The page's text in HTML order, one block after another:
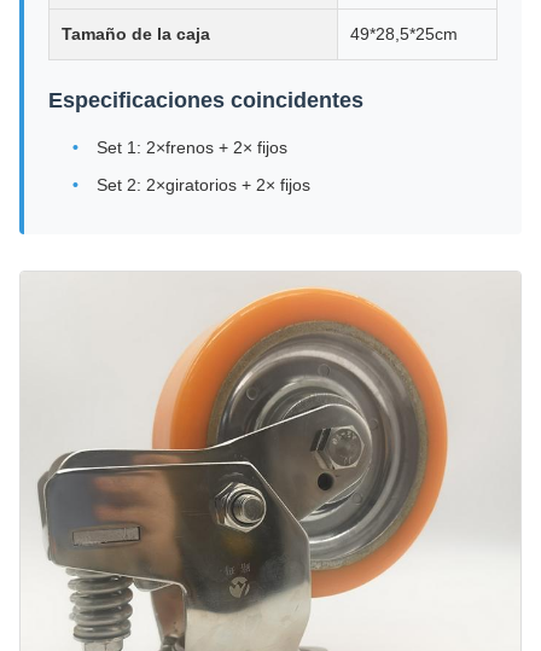
Tamaño de la caja 49*28,5*25cm
Especificaciones coincidentes
Set 1: 2×frenos + 2× fijos
Set 2: 2×giratorios + 2× fijos